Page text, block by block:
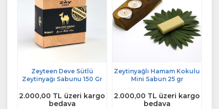
Zeyteen Deve Sütlü
Zeytinyağı Sabunu 150 Gr
2.000,00 TL üzeri kargo
bedava
Zeytinyağlı Hamam Kokulu
Mini Sabun 25 gr
2.000,00 TL üzeri kargo
bedava